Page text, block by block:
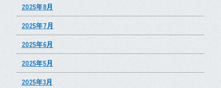
2025年8月
2025年7月
2025年6月
2025年5月
2025年3月